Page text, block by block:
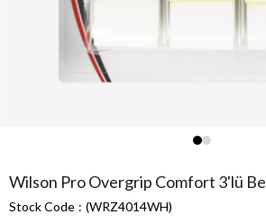
Wilson Pro Overgrip Comfort 3'lü
Stock Code (WRZ4014WH)